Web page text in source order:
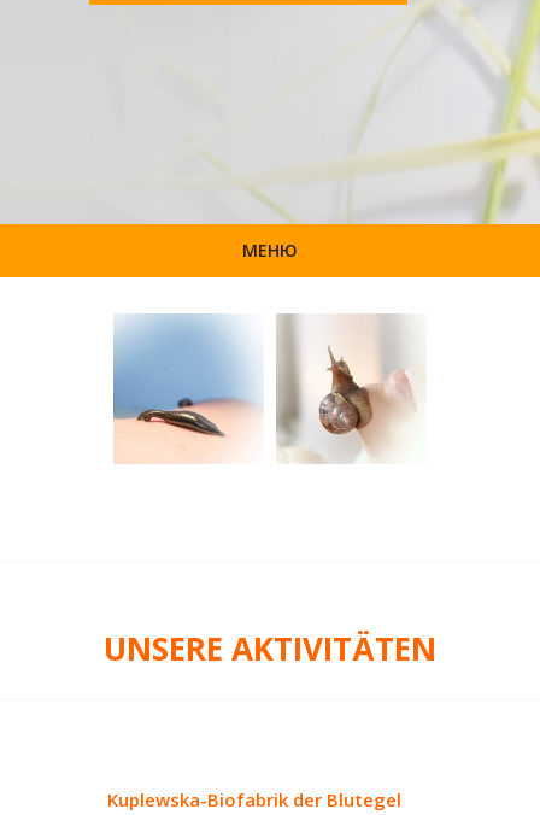
МЕНЮ
UNSERE AKTIVITÄTEN
Kuplewska-Biofabrik der Blutegel